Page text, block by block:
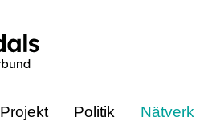
Projekt Politik Nätverk